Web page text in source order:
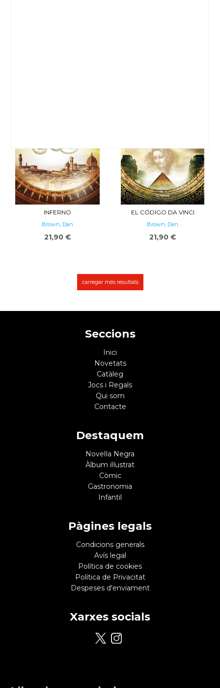
INFERNO
Brown, Dan
21,90 €
EL CÓDIGO DA VINCI
Brown, Dan
21,90 €
carregar més resultats
Seccions
Inici
Novetats
Catàleg
Jocs i Regals
Qui som
Contacte
Destaquem
Novel·la Negra
Àlbum il·lustrat
Còmic
Gastronomia
Infantil
Pàgines legals
Condicions generals
Avís legal
Política de cookies
Política de Privacitat
Despeses d'enviament
Xarxes socials